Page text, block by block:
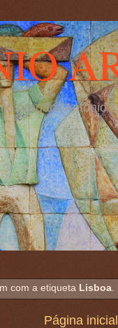
Aragão (António
com a etiqueta Lisboa.
Página inicial